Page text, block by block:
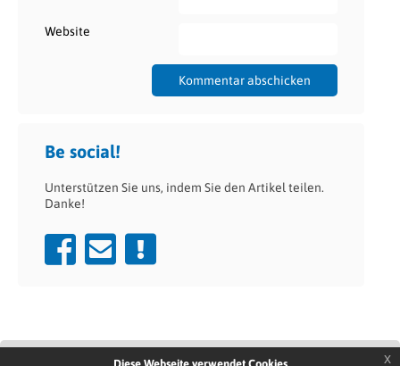
Website
Be social!
Unterstützen Sie uns, indem Sie den Artikel teilen.
Danke!
x